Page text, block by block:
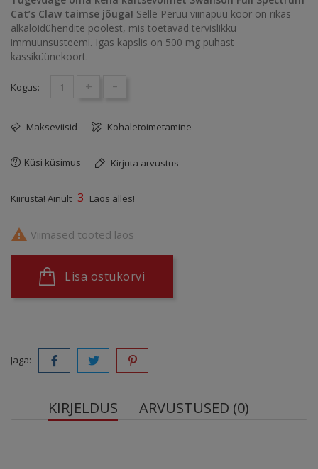
Cat’s Claw taimse jõuga! Selle Peruu viinapuu koor on rikas
alkaloidühendite poolest, mis toetavad tervislikku
immuunsüsteemi. Igas kapslis on 500 mg puhast
kassiküünekoort.
Kogus: + -
Makseviisid Kohaletoimetamine
Küsi küsimus Kirjuta arvustus
Kiirusta! Ainult 3 Laos alles!
 Viimased tooted laos
Lisa ostukorvi
Jaga:
KIRJELDUS ARVUSTUSED (0)